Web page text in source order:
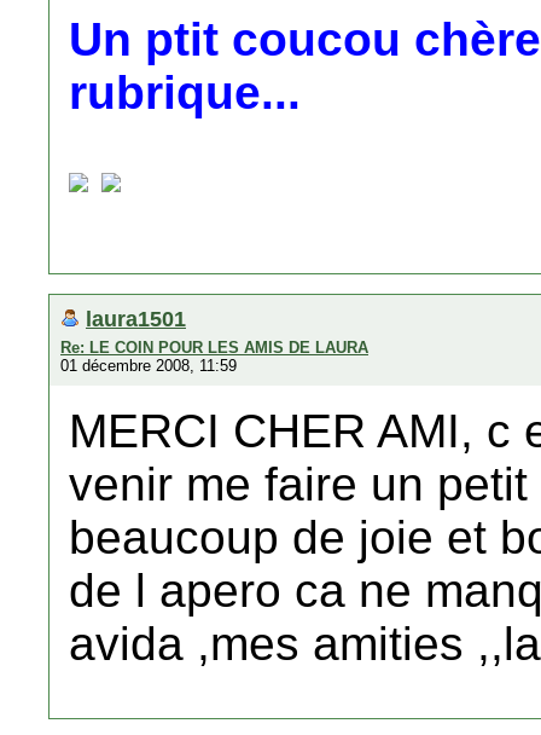
Un ptit coucou
rubrique...
laura1501
Re: LE COIN POUR LES AMIS DE LAURA
01 décembre 2008, 11:59
MERCI CHER AMI, c
venir me faire un
beaucoup de joie et
de l apero ca ne
avida ,mes amities